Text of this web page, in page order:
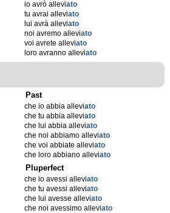
io avrò alleviato
tu avrai alleviato
lui avrà alleviato
noi avremo alleviato
voi avrete alleviato
loro avranno alleviato
Past
che io abbia alleviato
che tu abbia alleviato
che lui abbia alleviato
che noi abbiamo alleviato
che voi abbiate alleviato
che loro abbiano alleviato
Pluperfect
che io avessi alleviato
che tu avessi alleviato
che lui avesse alleviato
che noi avessimo alleviato